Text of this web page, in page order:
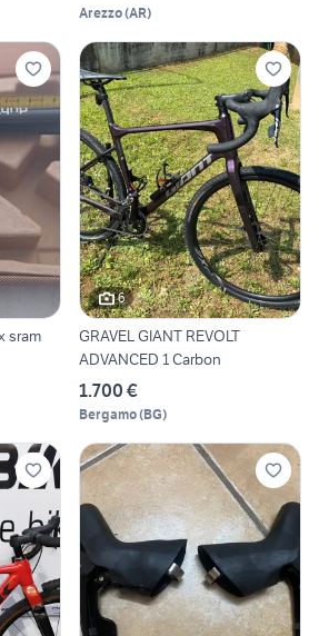
Arezzo(AR)
sram
6
GRAVEL GIANT REVOLT
ADVANCED 1 Carbon
1.700 €
Bergamo(BG)